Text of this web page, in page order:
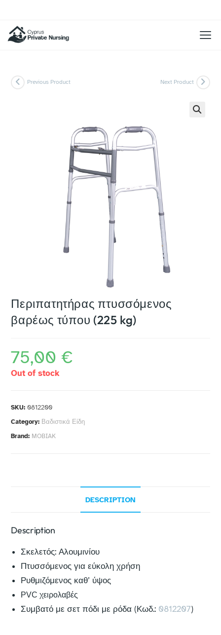
Previous Product Next Product
Περιπατητήρας πτυσσόμενος
βαρέως τύπου (225 kg)
75,00€
Out of stock
SKU:0812200
Category: Βαδιστικά Είδη
Brand: MOBIAK
DESCRIPTION
Description
Σκελετός: Αλουμινίου
Πτυσσόμενος για εύκολη χρήση
Ρυθμιζόμενος καθ’ ύψος
PVCχειρολαβές
Συμβατό με σετ πόδι με ρόδα (Κωδ.: 0812207)